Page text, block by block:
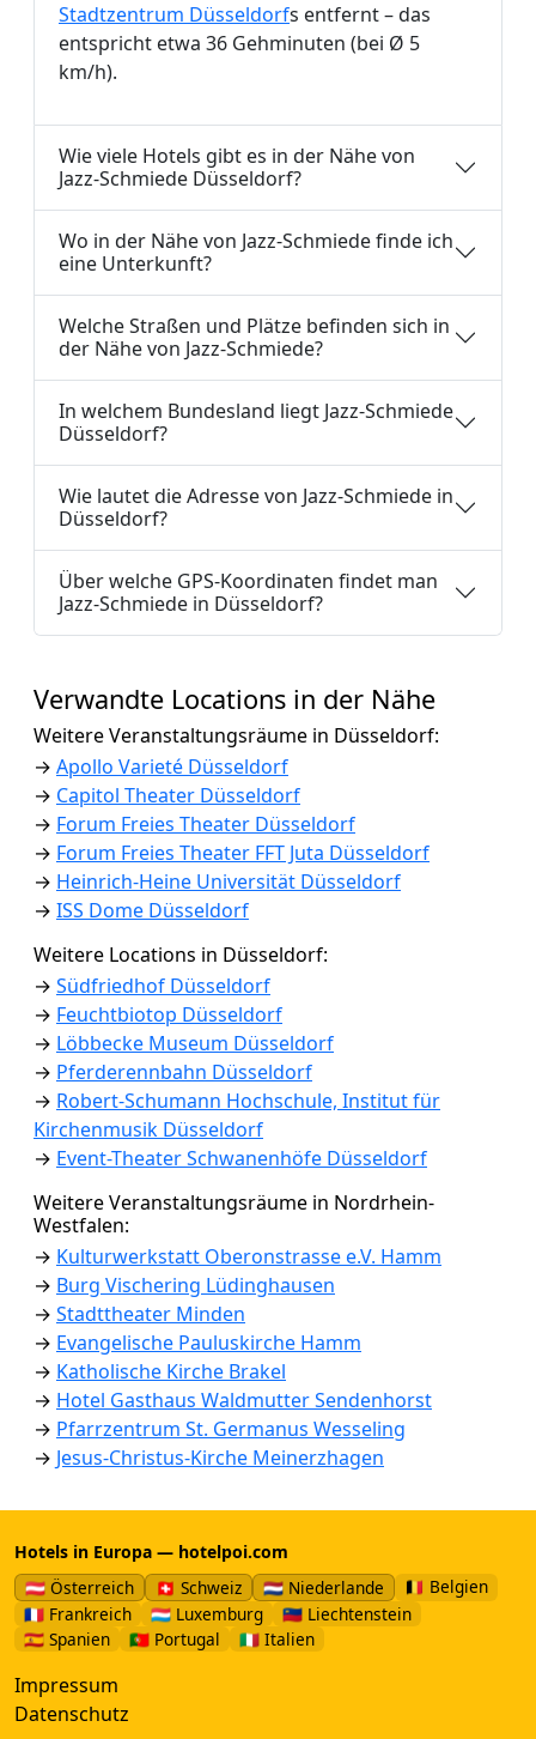
Stadtzentrum Düsseldorfs entfernt – das
entspricht etwa 36 Gehminuten (bei Ø 5
km/h).
Wie viele Hotels gibt es in der Nähe von
Jazz-Schmiede Düsseldorf?
Wo in der Nähe von Jazz-Schmiede finde ich
eine Unterkunft?
Welche Straßen und Plätze befinden sich in
der Nähe von Jazz-Schmiede?
In welchem Bundesland liegt Jazz-Schmiede
Düsseldorf?
Wie lautet die Adresse von Jazz-Schmiede in
Düsseldorf?
Über welche GPS-Koordinaten findet man
Jazz-Schmiede in Düsseldorf?
Verwandte Locations in der Nähe
Weitere Veranstaltungsräume in Düsseldorf:
→ Apollo Varieté Düsseldorf
→ Capitol Theater Düsseldorf
→ Forum Freies Theater Düsseldorf
→ Forum Freies Theater FFT Juta Düsseldorf
→ Heinrich-Heine Universität Düsseldorf
→ ISS Dome Düsseldorf
Weitere Locations in Düsseldorf:
→ Südfriedhof Düsseldorf
→ Feuchtbiotop Düsseldorf
→ Löbbecke Museum Düsseldorf
→ Pferderennbahn Düsseldorf
→ Robert-Schumann Hochschule, Institut für
Kirchenmusik Düsseldorf
→ Event-Theater Schwanenhöfe Düsseldorf
Weitere Veranstaltungsräume in Nordrhein-
Westfalen:
→ Kulturwerkstatt Oberonstrasse e.V. Hamm
→ Burg Vischering Lüdinghausen
→ Stadttheater Minden
→ Evangelische Pauluskirche Hamm
→ Katholische Kirche Brakel
→ Hotel Gasthaus Waldmutter Sendenhorst
→ Pfarrzentrum St. Germanus Wesseling
→ Jesus-Christus-Kirche Meinerzhagen
Hotels in Europa — hotelpoi.com
🇦🇹 Österreich
🇨🇭 Schweiz 🇳🇱 Niederlande
🇧🇪 Belgien
🇫🇷 Frankreich
🇱🇺 Luxemburg
🇱🇮 Liechtenstein
🇪🇸 Spanien
🇵🇹 Portugal 🇮🇹 Italien
Impressum
Datenschutz